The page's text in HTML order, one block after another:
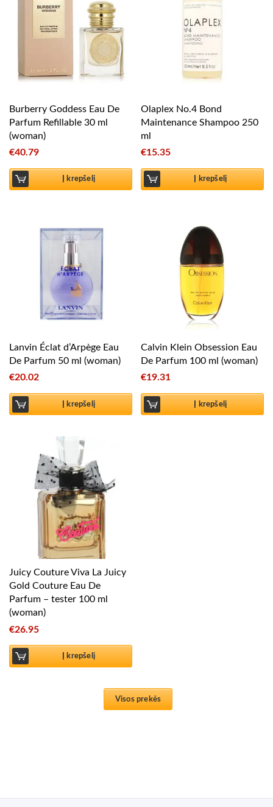
Burberry Goddess Eau De
Parfum Refillable 30 ml
(woman)
€40.79
Į krepšelį
Olaplex No.4 Bond
Maintenance Shampoo 250
ml
€15.35
Į krepšelį
Lanvin Éclat d’Arpège Eau
De Parfum 50 ml (woman)
€20.02
Į krepšelį
Calvin Klein Obsession Eau
De Parfum 100 ml (woman)
€19.31
Į krepšelį
Juicy Couture Viva La Juicy
Gold Couture Eau De
Parfum – tester 100 ml
(woman)
€26.95
Į krepšelį
Visos prekės